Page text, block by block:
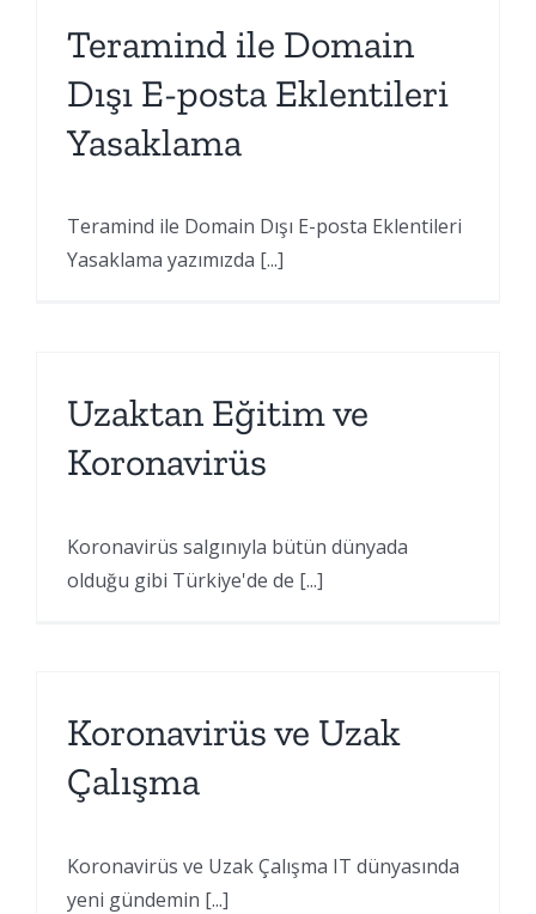
Teramind ile Domain
Dışı E-posta Eklentileri
Yasaklama
Teramind ile Domain Dışı E-posta Eklentileri
Yasaklama yazımızda [...]
Uzaktan Eğitim ve
Koronavirüs
Koronavirüs salgınıyla bütün dünyada
olduğu gibi Türkiye'de de [...]
Koronavirüs ve Uzak
Çalışma
Koronavirüs ve Uzak Çalışma IT dünyasında
yeni gündemin [...]